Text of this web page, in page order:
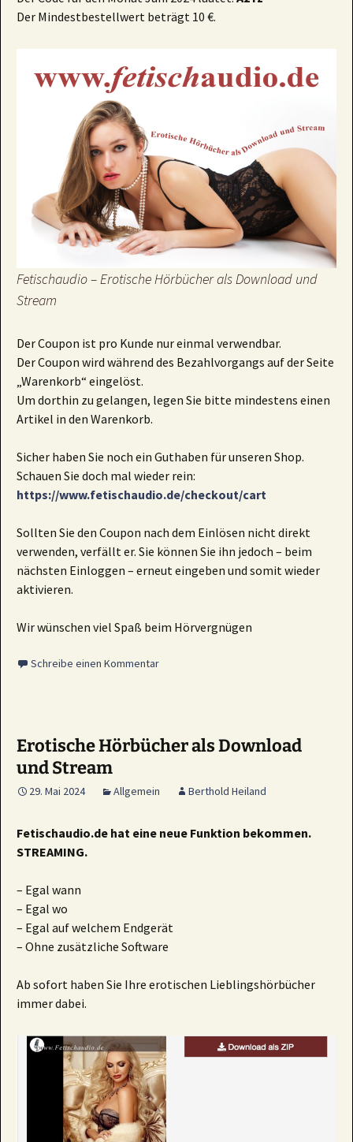
Der Mindestbestellwert beträgt 10 €.
Fetischaudio – Erotische Hörbücher als Download und
Stream
Der Coupon ist pro Kunde nur einmal verwendbar.
Der Coupon wird während des Bezahlvorgangs auf der Seite
„Warenkorb“ eingelöst.
Um dorthin zu gelangen, legen Sie bitte mindestens einen
Artikel in den Warenkorb.
Sicher haben Sie noch ein Guthaben für unseren Shop.
Schauen Sie doch mal wieder rein:
https://www.fetischaudio.de/checkout/cart
Sollten Sie den Coupon nach dem Einlösen nicht direkt
verwenden, verfällt er. Sie können Sie ihn jedoch – beim
nächsten Einloggen – erneut eingeben und somit wieder
aktivieren.
Wir wünschen viel Spaß beim Hörvergnügen
Schreibe einen Kommentar
Erotische Hörbücher als Download
und Stream
29. Mai 2024 Allgemein Berthold Heiland
Fetischaudio.de hat eine neue Funktion bekommen.
STREAMING.
– Egal wann
– Egal wo
– Egal auf welchem Endgerät
– Ohne zusätzliche Software
Ab sofort haben Sie Ihre erotischen Lieblingshörbücher
immer dabei.